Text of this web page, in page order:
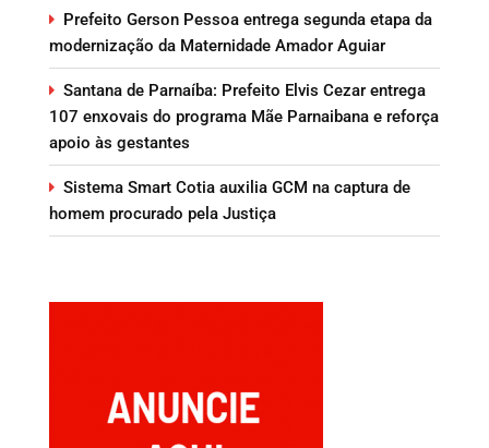
Prefeito Gerson Pessoa entrega segunda etapa da
modernização da Maternidade Amador Aguiar
Santana de Parnaíba: Prefeito Elvis Cezar entrega
107 enxovais do programa Mãe Parnaibana e reforça
apoio às gestantes
Sistema Smart Cotia auxilia GCM na captura de
homem procurado pela Justiça